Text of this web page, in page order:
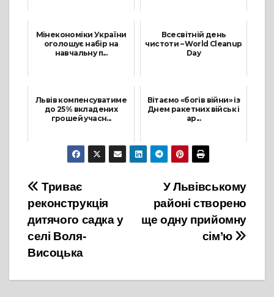
Мінекономіки України
оголошує набір на
навчальну п...
Всесвітній день
чистоти – World Cleanup
Day
Львів компенсуватиме
до 25% вкладених
грошей учасн...
31 Серпня, 2023
Вітаємо «богів війни» із
Днем ракетних військ і
ар...
3 Листопада, 2022
Навігація
записів
У Львівському
районі створено
ще одну прийомну
сім’ю
Триває
реконструкція
дитячого садка у
селі Воля-
Висоцька